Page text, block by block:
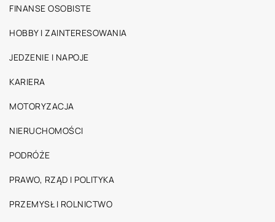
FINANSE OSOBISTE
HOBBY I ZAINTERESOWANIA
JEDZENIE I NAPOJE
KARIERA
MOTORYZACJA
NIERUCHOMOŚCI
PODRÓŻE
PRAWO, RZĄD I POLITYKA
PRZEMYSŁ I ROLNICTWO